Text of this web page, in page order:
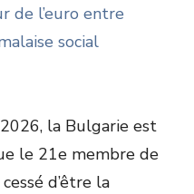
de l’euro entre
social
la Bulgarie est
le 21e membre de
d’être la